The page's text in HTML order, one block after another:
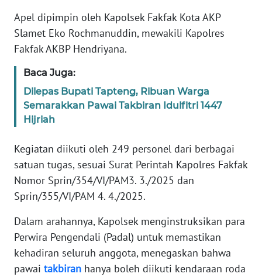
Apel dipimpin oleh Kapolsek Fakfak Kota AKP
Slamet Eko Rochmanuddin, mewakili Kapolres
Fakfak AKBP Hendriyana.
Baca Juga:
Dilepas Bupati Tapteng, Ribuan Warga
Semarakkan Pawai Takbiran Idulfitri 1447
Hijriah
Kegiatan diikuti oleh 249 personel dari berbagai
satuan tugas, sesuai Surat Perintah Kapolres Fakfak
Nomor Sprin/354/VI/PAM3. 3./2025 dan
Sprin/355/VI/PAM 4. 4./2025.
Dalam arahannya, Kapolsek menginstruksikan para
Perwira Pengendali (Padal) untuk memastikan
kehadiran seluruh anggota, menegaskan bahwa
pawai takbiran hanya boleh diikuti kendaraan roda
DISCLAIMER
Regional
WN
SUMUT
JAKARTA
WN
WN
BANTEN